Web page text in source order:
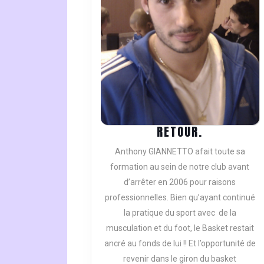
RETOUR.RETOUR.
Anthony GIANNETTO afait toute sa
formation au sein de notre club avant
d’arrêter en 2006 pour raisons
professionnelles. Bien qu’ayant continué
la pratique du sport avec de la
musculation et du foot, le Basket restait
ancré au fonds de lui !! Et l’opportunité de
revenir dans le giron du basket